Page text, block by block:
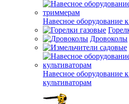
Навесное оборудование
Дровоколы
Навесное оборудование
культиваторам